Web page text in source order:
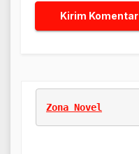
Zona Novel